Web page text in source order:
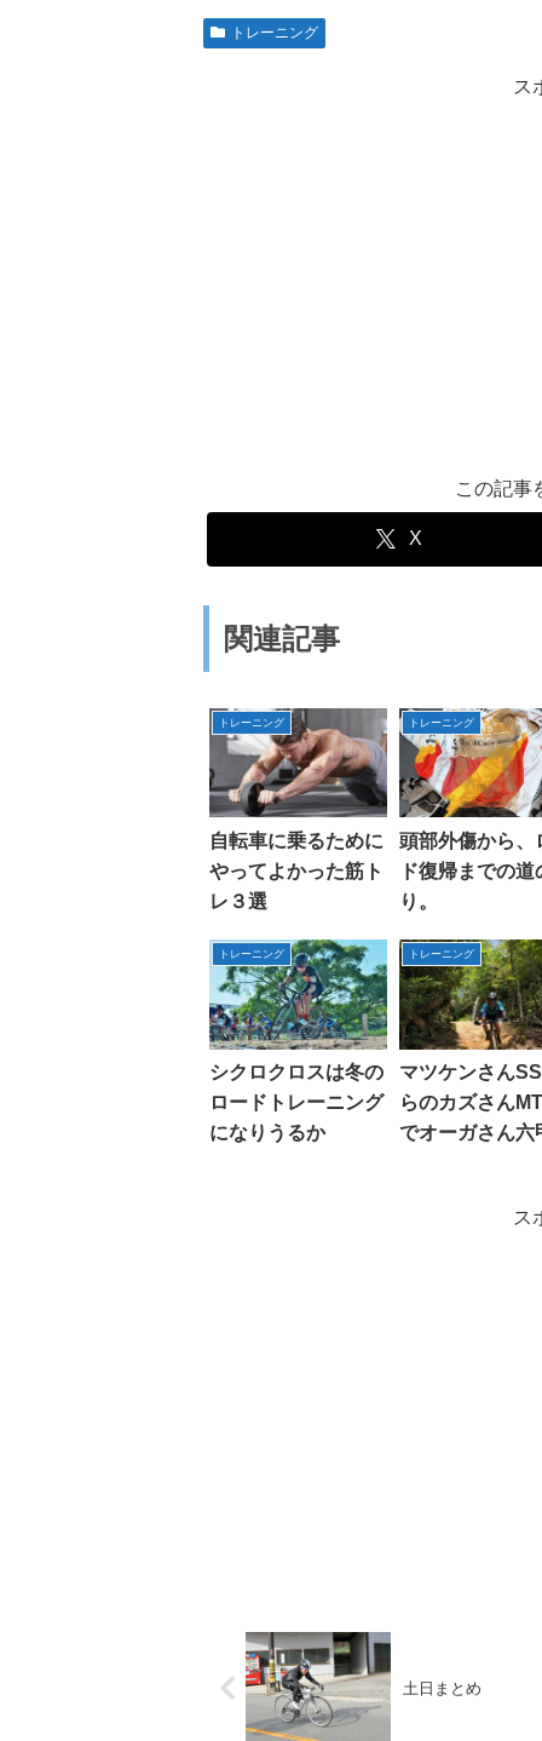
トレーニング
ス
この記事
X
関連記事
トレーニング
自転車に乗るために
やってよかった筋ト
レ３選
トレーニング
頭部外傷から、
ド復帰までの道
り。
トレーニング
シクロクロスは冬の
ロードトレーニング
になりうるか
トレーニング
マツケンさん
らのカズさん
でオーガさん六
ス
土日まとめ